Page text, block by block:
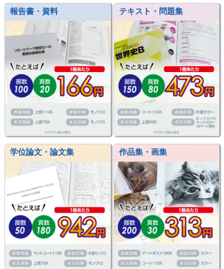
報告書・資料 テキスト・問題集
学位論文・論文集 作品集・画集